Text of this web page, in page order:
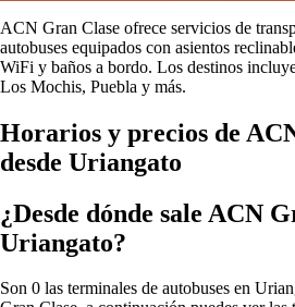
ACN Gran Clase ofrece servicios de
autobuses equipados con asientos
WiFi y baños a bordo. Los destinos
Los Mochis, Puebla y más.
Horarios y precios de
desde Uriangato
¿Desde dónde sale ACN
Uriangato?
Son 0 las terminales de autobuses en